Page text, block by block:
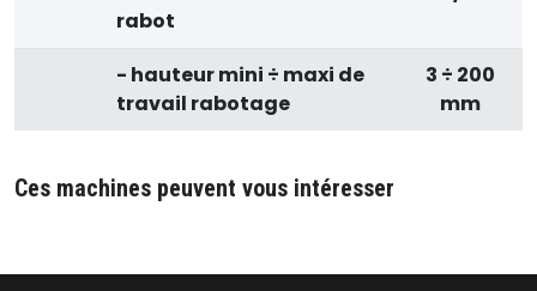
rabot
- hauteur mini ÷ maxi de
travail rabotage
3 ÷ 200
mm
Ces machines peuvent vous intéresser